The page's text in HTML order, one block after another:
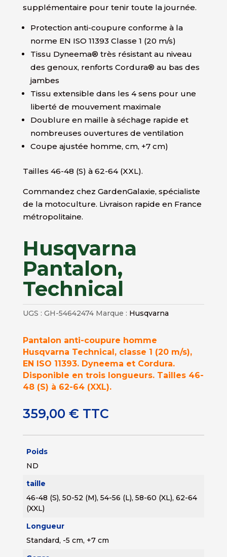
supplémentaire pour tenir toute la journée.
Protection anti-coupure conforme à la
norme EN ISO 11393 Classe 1 (20 m/s)
Tissu Dyneema® très résistant au niveau
des genoux, renforts Cordura® au bas des
jambes
Tissu extensible dans les 4 sens pour une
liberté de mouvement maximale
Doublure en maille à séchage rapide et
nombreuses ouvertures de ventilation
Coupe ajustée homme, cm, +7 cm)
Tailles 46-48 (S) à 62-64 (XXL).
Commandez chez GardenGalaxie, spécialiste
de la motoculture. Livraison rapide en France
métropolitaine.
Husqvarna
Pantalon,
Technical
UGS : GH-54642474 Marque : Husqvarna
Pantalon anti-coupure homme
Husqvarna Technical, classe 1 (20 m/s),
EN ISO 11393. Dyneema et Cordura.
Disponible en trois longueurs. Tailles 46-
48 (S) à 62-64 (XXL).
359,00 € TTC
Poids
ND
taille
46-48 (S), 50-52 (M), 54-56 (L), 58-60 (XL), 62-64
(XXL)
Longueur
Standard, -5 cm, +7 cm